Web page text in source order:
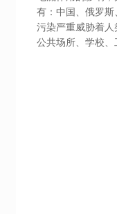
有：中国、俄罗
污染严重威胁着
公共场所、学校、